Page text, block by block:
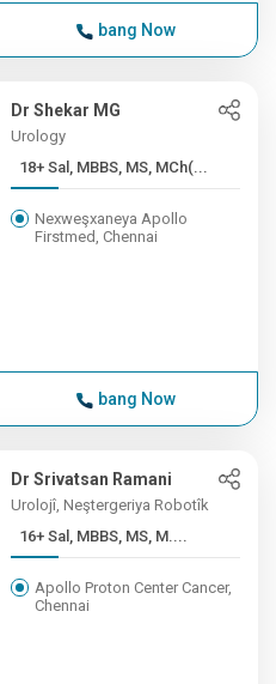
bang Now
Dr Shekar MG
Urology
18+ Sal, MBBS, MS, MCh(...
Nexweşxaneya Apollo
Firstmed, Chennai
bang Now
Dr Srivatsan Ramani
Urolojî, Neştergeriya Robotîk
16+ Sal, MBBS, MS, M....
Apollo Proton Center Cancer,
Chennai